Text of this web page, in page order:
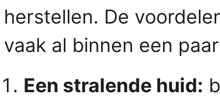
herstellen. De
vaak al binnen een
Een stralende huid: